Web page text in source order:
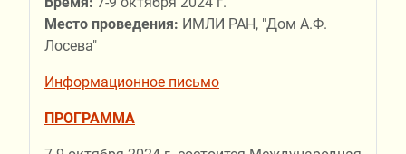
Место проведения: ИМЛИ РАН, "Дом А.Ф.
Лосева"
Информационное письмо
ПРОГРАММА